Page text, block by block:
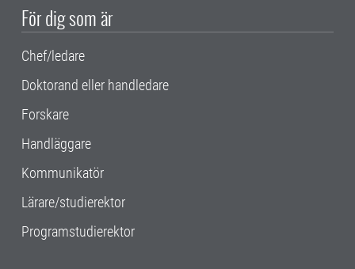
För dig som är
Chef/ledare
Doktorand eller handledare
Forskare
Handläggare
Kommunikatör
Lärare/studierektor
Programstudierektor